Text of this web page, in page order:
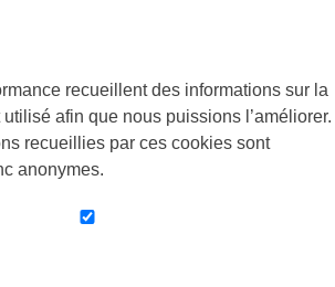
recueillent des informations sur la
afin que nous puissions l’améliorer.
recueillies par ces cookies sont
anonymes.